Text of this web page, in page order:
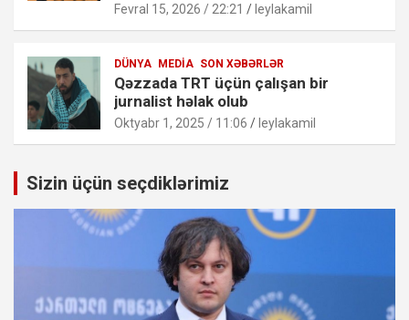
Fevral 15, 2026 / 22:21 leylakamil
DÜNYA MEDIA SON XƏBƏRLƏR
Qəzzada TRT üçün çalışan bir
jurnalist həlak olub
Oktyabr 1, 2025 / 11:06 leylakamil
Sizin üçün seçdiklərimiz